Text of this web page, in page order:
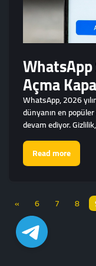
Açma
WhatsApp, 2026
dünyanın en
devam ediyor.
Read more
« 6 7 8